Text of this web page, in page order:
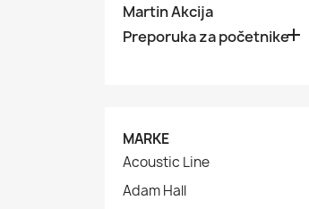
Martin Akcija
Preporuka za početnike
MARKE
Acoustic Line
Adam Hall